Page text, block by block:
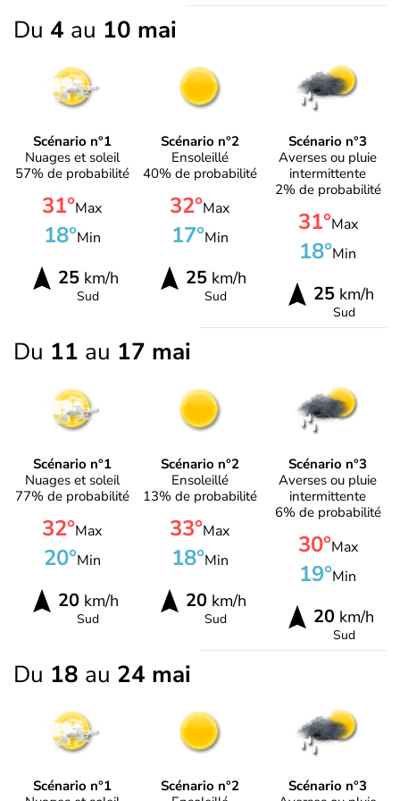
Du 4 au 10 mai
Scénario n°1
Nuages et soleil
57% de probabilité
31°Max
18°Min
25km/h
Sud
Scénario n°2
Ensoleillé
40% de probabilité
32°Max
17°Min
25km/h
Sud
Scénario n°3
Averses ou pluie
intermittente
2% de probabilité
31°Max
18°Min
25 km/h
Sud
Du 11 au 17 mai
Scénario n°1
Nuages et soleil
77% de probabilité
32°Max
20°Min
20km/h
Sud
Scénario n°2
Ensoleillé
13% de probabilité
33°Max
18°Min
20km/h
Sud
Scénario n°3
Averses ou pluie
intermittente
6% de probabilité
30°Max
19°Min
20 km/h
Sud
Du 18 au 24 mai
Scénario n°1
Scénario n°2
Scénario n°3